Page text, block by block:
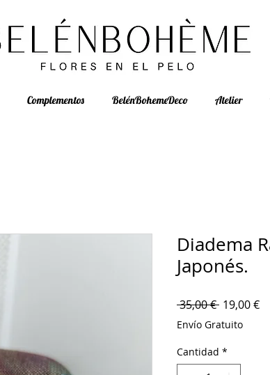
Complementos BelénBohemeDeco Atelier
Diadema
Japonés.
35,00 € Precio
19,00 €
Envío Gratuito
Cantidad *